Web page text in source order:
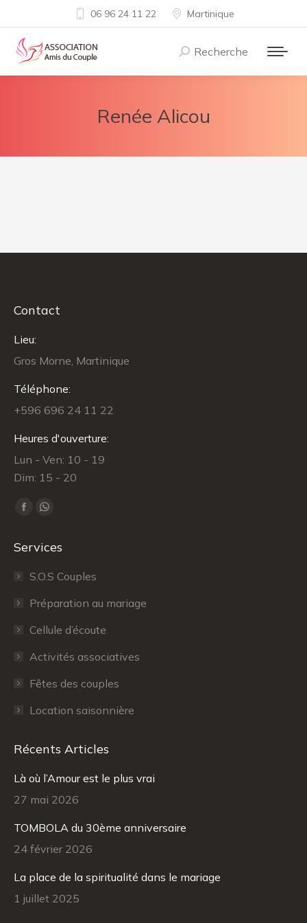
06 96 24 11 22 Martinique
Recherche
:
Recherche
Renée Alicou
Contact
Lieu:
Gros Morne, Martinique
Téléphone:
+596 696 24 11 22
Heures d'ouverture:
Lun - Ven: 10 - 19
Dim: 15 - 20
Trouvez nous sur :
Facebook
opens
window
WhatsApp
opens
window
Services
S.O.S Couples
Préparation au mariage
Cellule d’écoute
Activités associatives
Fêtes des couples
Location saisonnière
Récents Articles
Là où l’Amour est le plus vrai
27 mai 2026
TOMBOLA du 30ème anniversaire
24 février 2026
La place de la spiritualité dans le mariage
1 juillet 2025